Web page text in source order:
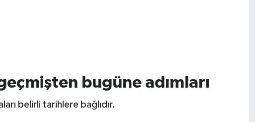
bugüne adımları
belirli tarihlere bağlıdır.